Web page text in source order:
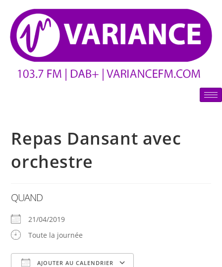
Repas Dansant avec
orchestre
QUAND
21/04/2019
Toute la journée
AJOUTER AU CALENDRIER